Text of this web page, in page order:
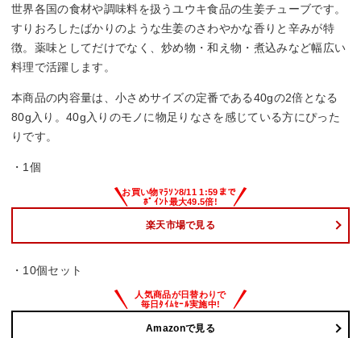
世界各国の食材や調味料を扱うユウキ食品の生姜チューブです。
すりおろしたばかりのような生姜のさわやかな香りと辛みが特
徴。薬味としてだけでなく、炒め物・和え物・煮込みなど幅広い
料理で活躍します。
本商品の内容量は、小さめサイズの定番である40gの2倍となる
80g入り。40g入りのモノに物足りなさを感じている方にぴった
りです。
・1個
楽天市場で見る
・10個セット
Amazonで見る